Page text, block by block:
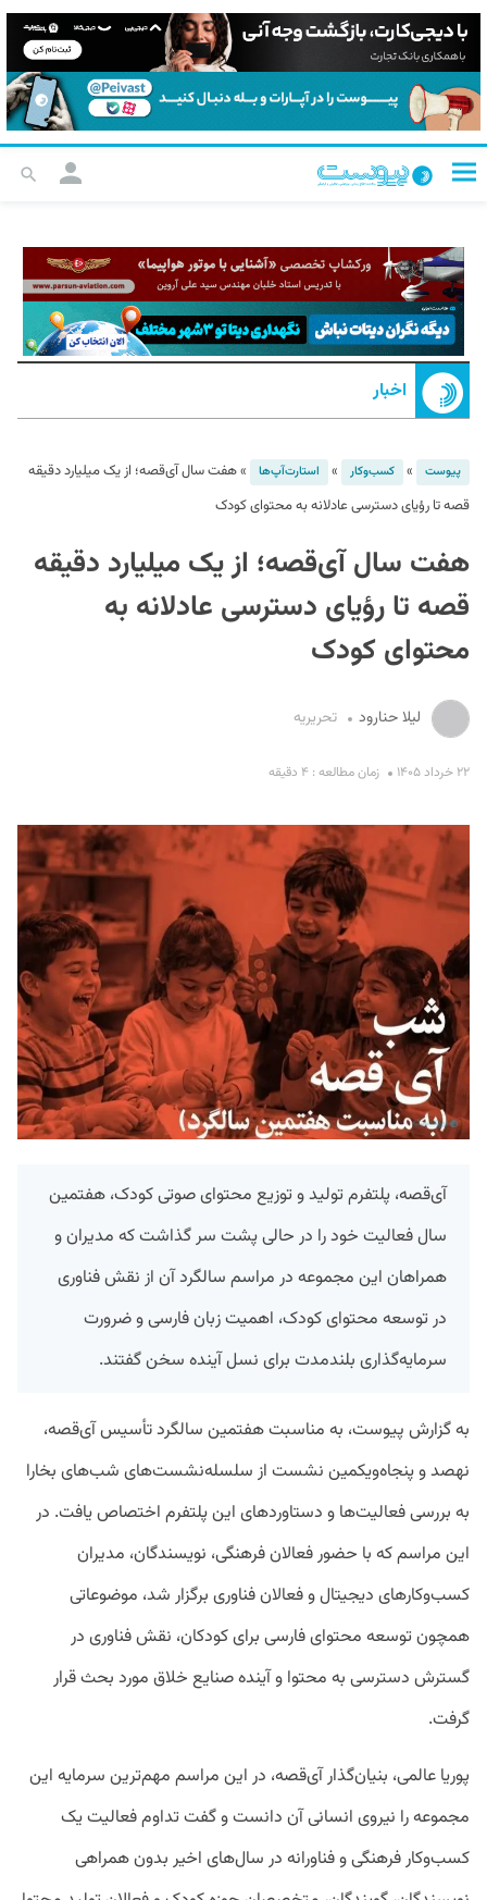
اخبار
پیوست » کسب‌و‌کار » استارت‌آپ‌ها »هفت سال آی‌قصه؛ از یک میلیارد دقیقه
قصه تا رؤیای دسترسی عادلانه به محتوای کودک
هفت سال آی‌قصه؛ از یک میلیارد دقیقه
قصه تا رؤیای دسترسی عادلانه به
محتوای کودک
لیلا حنارود تحریریه
۲۲ خرداد ۱۴۰۵ زمان مطالعه : ۴ دقیقه
آی‌قصه، پلتفرم تولید و توزیع محتوای صوتی کودک، هفتمین
سال فعالیت خود را در حالی پشت سر گذاشت که مدیران و
همراهان این مجموعه در مراسم سالگرد آن از نقش فناوری
در توسعه محتوای کودک، اهمیت زبان فارسی و ضرورت
سرمایه‌گذاری بلندمدت برای نسل آینده سخن گفتند.
به گزارش پیوست، به مناسبت هفتمین سالگرد تأسیس آی‌قصه،
نهصد و پنجاه‌ویکمین نشست از سلسله‌نشست‌های شب‌های بخارا
به بررسی فعالیت‌ها و دستاوردهای این پلتفرم اختصاص یافت. در
این مراسم که با حضور فعالان فرهنگی، نویسندگان، مدیران
کسب‌وکارهای دیجیتال و فعالان فناوری برگزار شد، موضوعاتی
همچون توسعه محتوای فارسی برای کودکان، نقش فناوری در
گسترش دسترسی به محتوا و آینده صنایع خلاق مورد بحث قرار
گرفت.
پوریا عالمی، بنیان‌گذار آی‌قصه، در این مراسم مهم‌ترین سرمایه این
مجموعه را نیروی انسانی آن دانست و گفت تداوم فعالیت یک
کسب‌وکار فرهنگی و فناورانه در سال‌های اخیر بدون همراهی